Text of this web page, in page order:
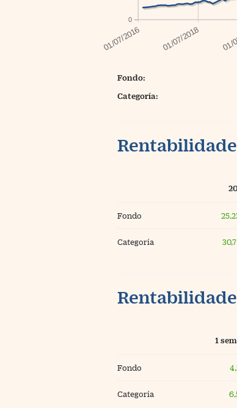
0
Fondo:
Categoría:
Fondo
Categoría
1
Fondo
Categoría